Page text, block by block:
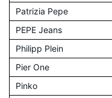
Patrizia Pepe
PEPE Jeans
Philipp Plein
Pier One
Pinko